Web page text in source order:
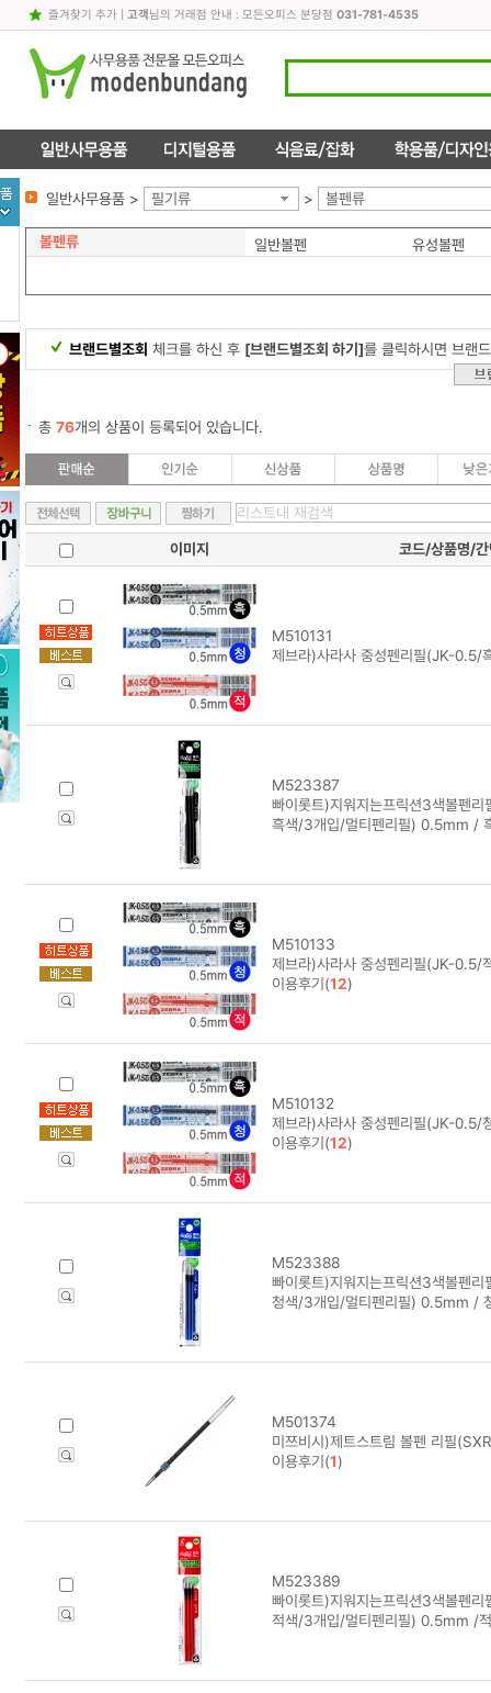
즐겨찾기 추가| 고객님의 거래점 안내 : 모든오피스 분당점 031-781-4535
일반사무용품 > 필기류 > 볼펜류
볼펜류 일반볼펜 유성볼펜
브랜드별조회 체크를 하신 후 [브랜드별조회 하기]를 클릭하시면 브랜
총 76개의 상품이 등록되어 있습니다.
이미지 코드/상품명/간
M510131
제브라)사라사 중성펜리필(JK-0.5/
M523387
빠이롯트)지워지는프릭션3색볼펜
흑색/3개입/멀티펜리필) 0.5mm /
M510133
제브라)사라사 중성펜리필(JK-
이용후기(12)
M510132
제브라)사라사 중성펜리필(JK-0.5/
이용후기(12)
M523388
빠이롯트)지워지는프릭션3색볼펜
청색/3개입/멀티펜리필) 0.5mm /
M501374
미쯔비시)제트스트림 볼펜 리필
이용후기(1)
M523389
빠이롯트)지워지는프릭션3색볼펜
적색/3개입/멀티펜리필) 0.5mm /